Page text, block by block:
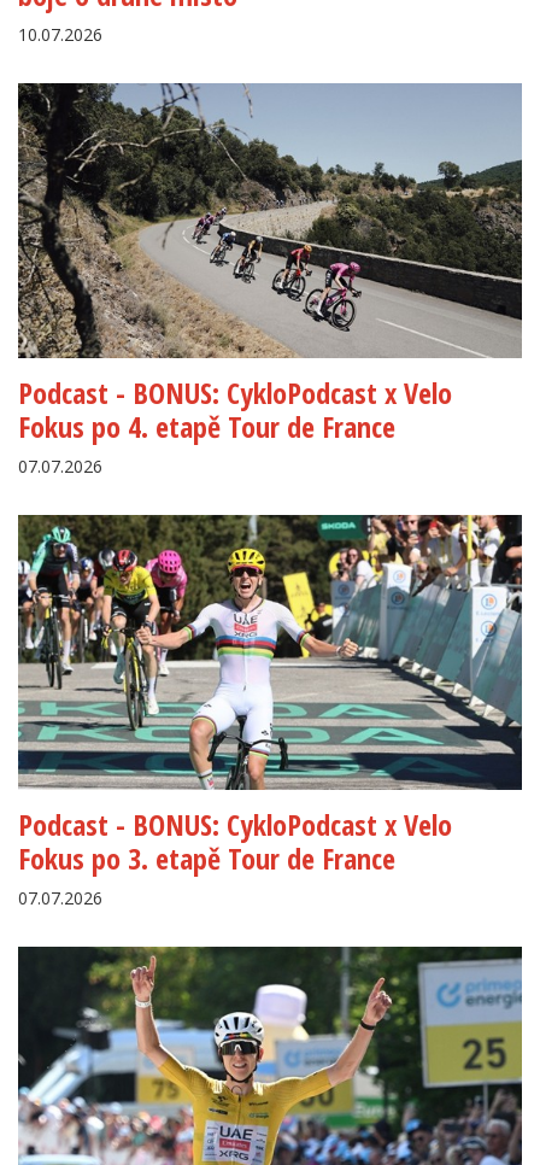
10.07.2026
Podcast - BONUS: CykloPodcast x Velo
Fokus po 4. etapě Tour de France
07.07.2026
Podcast - BONUS: CykloPodcast x Velo
Fokus po 3. etapě Tour de France
07.07.2026